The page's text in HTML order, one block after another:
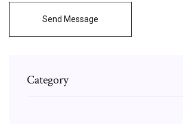
Send Message
Category